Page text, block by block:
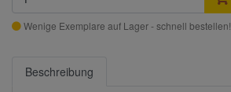
Wenige Exemplare auf Lager - schnell bestellen!
Beschreibung